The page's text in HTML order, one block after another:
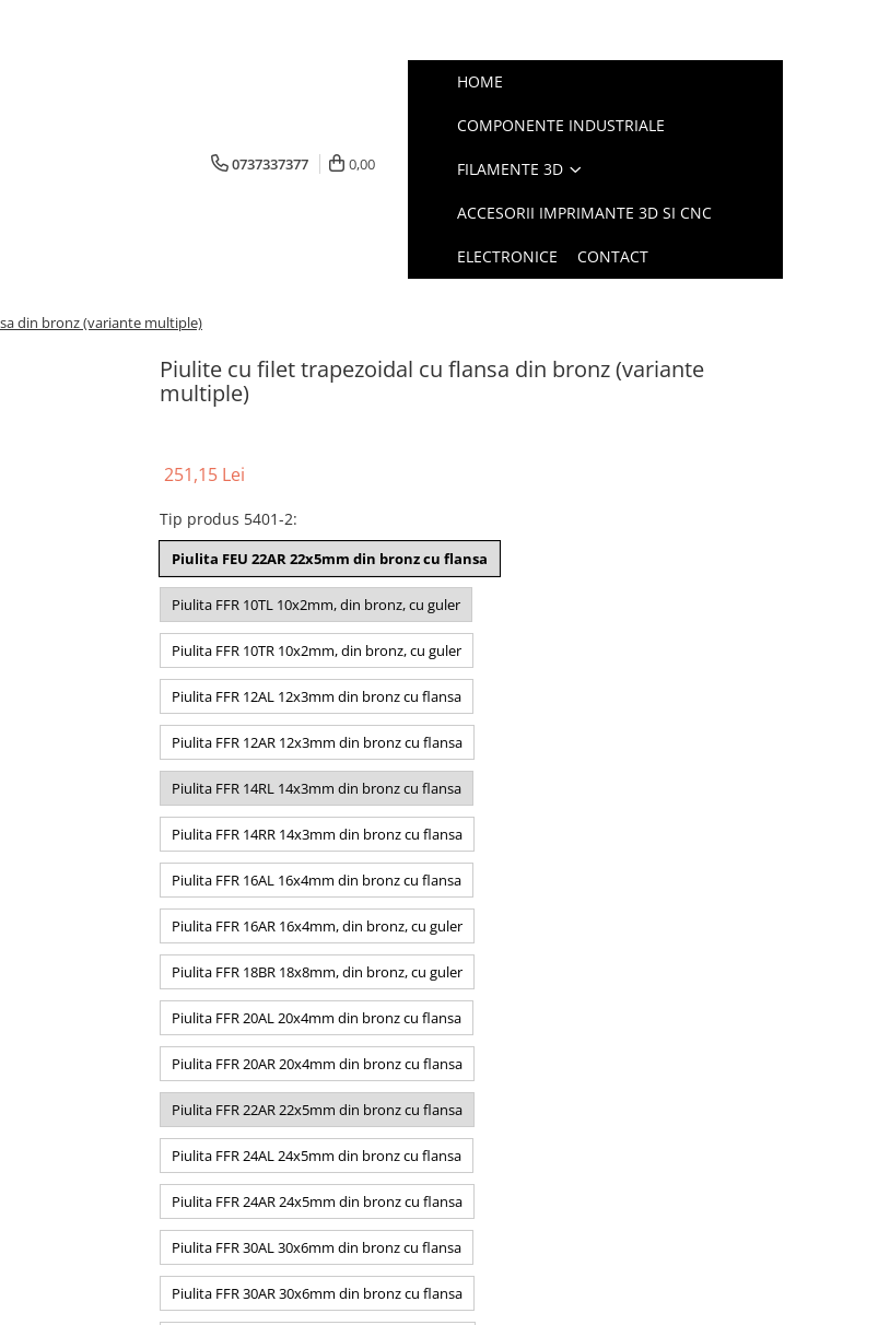
0737337377 0,00
HOME
COMPONENTE INDUSTRIALE
FILAMENTE 3D
ACCESORII IMPRIMANTE 3D SI CNC
ELECTRONICE CONTACT
din bronz (variante multiple)
Piulite cu filet trapezoidal cu flansa din bronz (variante
multiple)
251,15 Lei
Tip produs 5401-2:
Piulita FEU 22AR 22x5mm din bronz cu flansa
Piulita FFR 10TL 10x2mm, din bronz, cu guler
Piulita FFR 10TR 10x2mm, din bronz, cu guler
Piulita FFR 12AL 12x3mm din bronz cu flansa
Piulita FFR 12AR 12x3mm din bronz cu flansa
Piulita FFR 14RL 14x3mm din bronz cu flansa
Piulita FFR 14RR 14x3mm din bronz cu flansa
Piulita FFR 16AL 16x4mm din bronz cu flansa
Piulita FFR 16AR 16x4mm, din bronz, cu guler
Piulita FFR 18BR 18x8mm, din bronz, cu guler
Piulita FFR 20AL 20x4mm din bronz cu flansa
Piulita FFR 20AR 20x4mm din bronz cu flansa
Piulita FFR 22AR 22x5mm din bronz cu flansa
Piulita FFR 24AL 24x5mm din bronz cu flansa
Piulita FFR 24AR 24x5mm din bronz cu flansa
Piulita FFR 30AL 30x6mm din bronz cu flansa
Piulita FFR 30AR 30x6mm din bronz cu flansa